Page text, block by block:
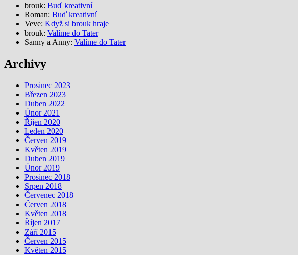
brouk: Buď kreativní
Roman: Buď kreativní
Veve: Když si brouk hraje
brouk: Valíme do Tater
Sanny a Anny: Valíme do Tater
Archivy
Prosinec 2023
Březen 2023
Duben 2022
Únor 2021
Říjen 2020
Leden 2020
Červen 2019
Květen 2019
Duben 2019
Únor 2019
Prosinec 2018
Srpen 2018
Červenec 2018
Červen 2018
Květen 2018
Říjen 2017
Září 2015
Červen 2015
Květen 2015